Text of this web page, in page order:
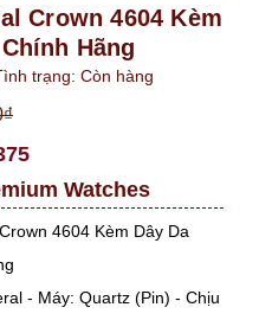
Crown 4604 Kèm
Hãng
trạng: Còn hàng
Watches
4604 Kèm Dây Da
- Máy: Quartz (Pin) - Chịu